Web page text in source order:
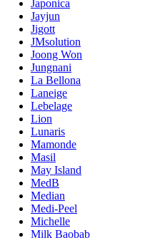
Japonica
Jayjun
Jigott
JMsolution
Joong Won
Jungnani
La Bellona
Laneige
Lebelage
Lion
Lunaris
Mamonde
Masil
May Island
MedB
Median
Medi-Peel
Michelle
Milk Baobab